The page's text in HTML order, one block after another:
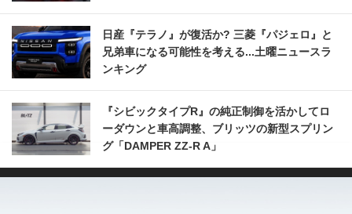
日産『テラノ』が復活か? 三菱『パジェロ』と
兄弟車になる可能性を考える...土曜ニュースラ
ンキング
『シビックタイプR』の純正制御を活かしてロ
ーダウンと車高調整、ブリッツの新型スプリン
グ「DAMPER ZZ-R A」